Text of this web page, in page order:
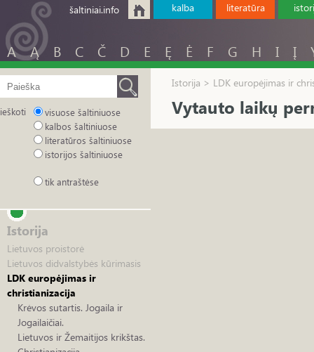
šaltiniai.info kalba literatūra
A Ą B C Č D E Ę Ė F G H I Į
ieškoti
visuose šaltiniuose
kalbos šaltiniuose
literatūros šaltiniuose
istorijos šaltiniuose
tik antraštėse
Istorija
Lietuvos proistorė
Lietuvos didvalstybės kūrimasis
LDK europėjimas ir
christianizacija
Krėvos sutartis. Jogaila ir
Jogailaičiai.
Lietuvos ir Žemaitijos krikštas.
Istorija > LDK europėjimas ir
Vytauto laikų